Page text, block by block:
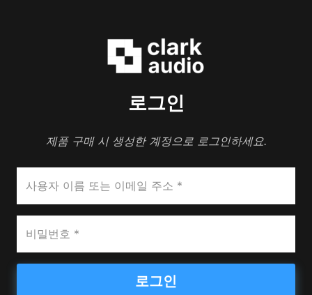
로그인
제품 구매 시 생성한 계정으로 로그인하세요.
로그인